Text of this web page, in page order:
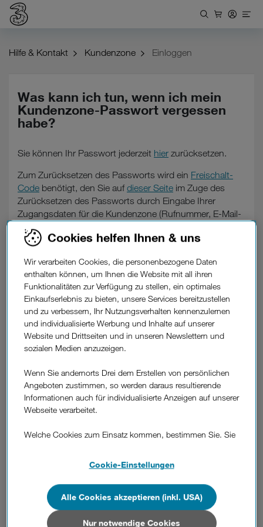
Hilfe & Kontakt Kundenzone Einloggen
Was kann ich tun, wenn ich mein
Kundenzone-Passwort vergessen
habe?
Sie können Ihr Passwort jederzeit hier zurücksetzen.
Zum Zurücksetzen des Passworts wird ein Freischalt-
Code benötigt, den Sie aufdieser Seite im Zuge des
Zurücksetzen des Passworts durch Eingabe Ihrer
Zugangsdaten für die Kundenzone (Rufnummer, E-Mail-
Adresse oder
Freischalt-Code entweder per SMS an die eingegebene
Kontakt-E-Mail-Adresse.
Wichtig: Sollten Sie noch keine bestätigte E-Mail-
Adresse hinterlegt haben, wenden Sie sich bitte an das
Drei Service-Teamoder einenDrei Shopin Ihrer Nähe.
Sie wollen es ganz genau wissen? Diese visuelle
Anleitung hilft Schritt für Schritt:
War diese Information hilfreich?
Feedback
Bereich
einloggen?
Cookies helfen Ihnen & uns
Wir verarbeiten Cookies, die personenbezogene Daten
enthalten können, um Ihnen die Website mit all ihren
Funktionalitäten zur Verfügung zu stellen, ein optimales
Einkaufserlebnis zu bieten, unsere Services bereitzustellen
und zu verbessern, Ihr Nutzungsverhalten kennenzulernen
und individualisierte Werbung und Inhalte auf unserer
Website und Drittseiten und in unseren Newslettern und
sozialen Medien anzuzeigen.
Wenn Sie andernorts Drei dem Erstellen von persönlichen
Angeboten zustimmen, so werden daraus resultierende
Informationen auch für individualisierte Anzeigen auf unserer
Webseite verarbeitet.
Welche Cookies zum Einsatz kommen, bestimmen Sie. Sie
Wenn Sie allen Cookies zustimmen, werden auch Cookies
von Drittanbietern verarbeitet, die Ihre Daten in Ländern
außerhalb der europäischen Union (z.B. in den USA)
Cookie-Einstellungen
Nur notwendige Cookies
Alle Cookies akzeptieren (inkl. USA)